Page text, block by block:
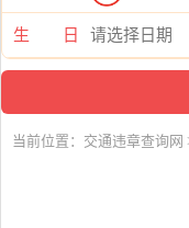
生 日
当前位置： 交通违章查询网